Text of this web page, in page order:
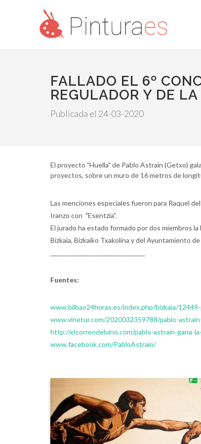
FALLADO EL 6º
REGULADOR Y DE
Publicada el 24-03-2020
El proyecto "Huella" de Pablo Astrain (Getxo)
proyectos, sobre un muro de 16 metros de
Las menciones especiales fueron para Raquel
Iranzo con "Esentzia".
El jurado ha estado formado por dos miembros
Bizkaia, Bizkaiko Txakolina y del Ayuntamiento de
Fuentes:
www.bilbao24horas.es/index.php/bizkaia/
www.vinetur.com/2020032359788/pablo-
http://elcorreodelvino.com/pablo-astrain-gana-
www.facebook.com/PabloAstrain/